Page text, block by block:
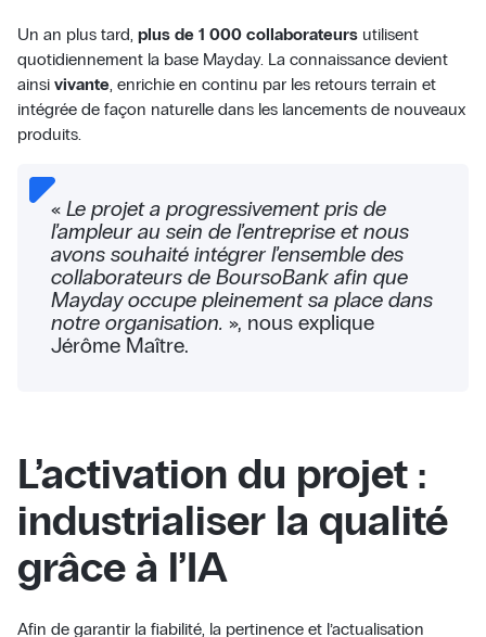
Un an plus tard, plus de 1 000 collaborateursutilisent
quotidiennement la base Mayday. La connaissance devient
ainsi vivante, enrichie en continu par les retours terrain et
intégrée de façon naturelle dans les lancements de nouveaux
produits.
«Le projet a progressivement pris de
l’ampleur au sein de l’entreprise et nous
avons souhaité intégrer l’ensemble des
collaborateurs de BoursoBank afin que
Mayday occupe pleinement sa place dans
notre organisation. », nous explique
Jérôme Maître.
L’activation du projet :
industrialiser la qualité
grâce à l’IA
Afin de garantir la fiabilité, la pertinence et l’actualisation